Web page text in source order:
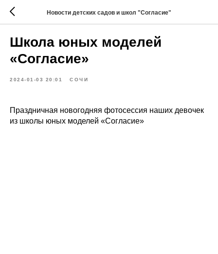
Новости детских садов и школ "Согласие"
Школа юных моделей
«Согласие»
2024-01-03 20:01 СОЧИ
Праздничная новогодняя фотосессия наших девочек
из школы юных моделей «Согласие»